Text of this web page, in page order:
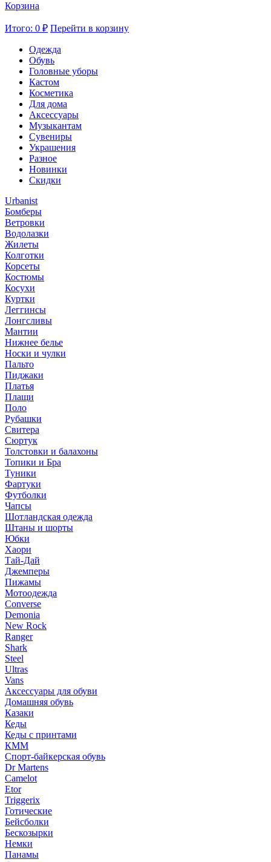
Корзина
Итого: 0 ₽ Перейти в корзину
Одежда
Обувь
Головные уборы
Кастом
Косметика
Для дома
Аксессуары
Музыкантам
Сувениры
Украшения
Разное
Новинки
Скидки
Urbanist
Бомберы
Ветровки
Водолазки
Жилеты
Колготки
Корсеты
Костюмы
Косухи
Куртки
Леггинсы
Лонгсливы
Мантии
Нижнее белье
Носки и чулки
Пальто
Пиджаки
Платья
Плащи
Поло
Рубашки
Свитера
Сюртук
Толстовки и балахоны
Топики и Бра
Туники
Фартуки
Футболки
Чапсы
Шотландская одежда
Штаны и шорты
Юбки
Хаори
Тай-Дай
Джемперы
Пижамы
Мотоодежда
Converse
Demonia
New Rock
Ranger
Shark
Steel
Ultras
Vans
Аксессуары для обуви
Домашняя обувь
Казаки
Кеды
Кеды с принтами
КММ
Спорт-байкерская обувь
Dr Martens
Camelot
Etor
Triggerix
Готические
Бейсболки
Бескозырки
Немки
Панамы